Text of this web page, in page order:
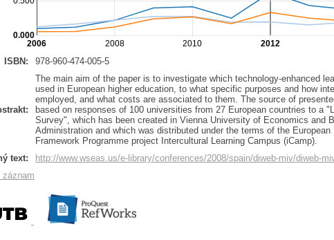
2008 2010 2012
2006
0.000
ISBN: 978-960-474-005-5
The main aim of the paper is to investigate which technology-enhanced
used in European higher education, to what specific purposes and how
employed, and what costs are associated to them. The source of
based on responses of 100 universities from 27 European countries to a
Survey", which has been created in Vienna University of Economics and
Administration and which was distributed under the terms of the European
Framework Programme project Intercultural Learning Campus (iCamp).
text:
http://www.wseas.us/e-library/conferences/2008/spain/diweb-miv/diweb-